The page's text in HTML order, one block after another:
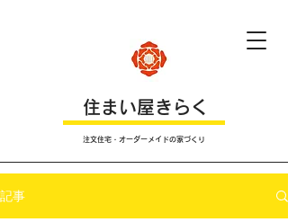
​住まい屋きらく
注文住宅・オーダーメイドの家づくり
記事